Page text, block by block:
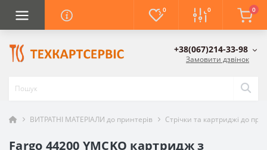
0 0 0
+38(067)214-33-98
Замовити дзвінок
ВИТРАТНІ МАТЕРІАЛИ до принтерів Стрічки та картриджі до
Fargo 44200 YMCKO картридж з